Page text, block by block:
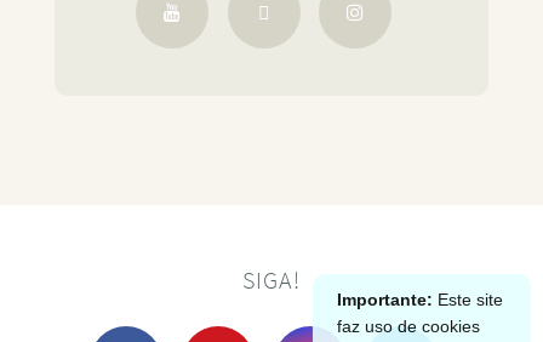
SIGA!
Importante: Este site
faz uso de cookies